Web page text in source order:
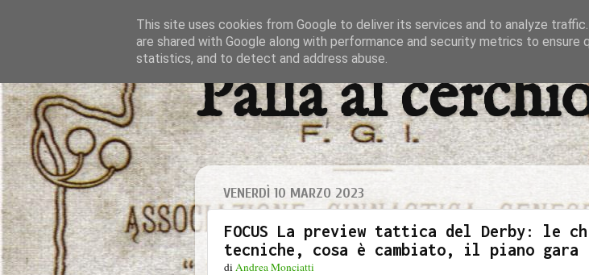
Palla al
VENERDÌ 10 MARZO 2023
FOCUS La preview tattica del Derby: le
tecniche, cosa è cambiato, il piano gara
diAndrea Monciatti
This site uses cookies from Google to deliver its services and to analyze
are shared with Google along with performance and security metrics to ensure
statistics, and to detect and address abuse.